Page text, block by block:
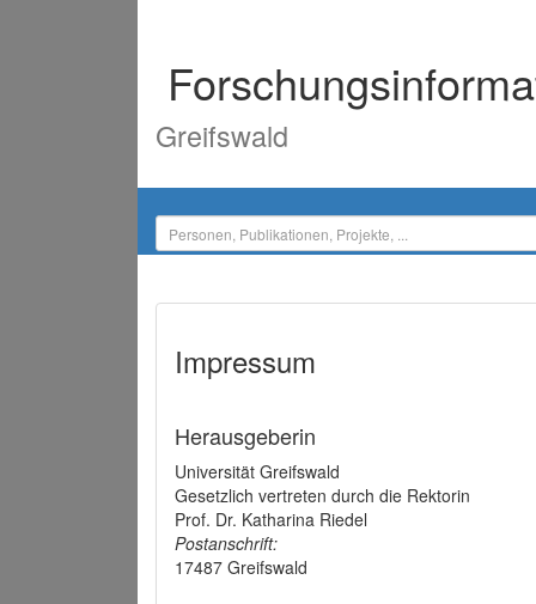
Greifswald
Impressum
Herausgeberin
Universität Greifswald
Gesetzlich vertreten durch die Rektorin
Prof. Dr. Katharina Riedel
Postanschrift:
17487 Greifswald